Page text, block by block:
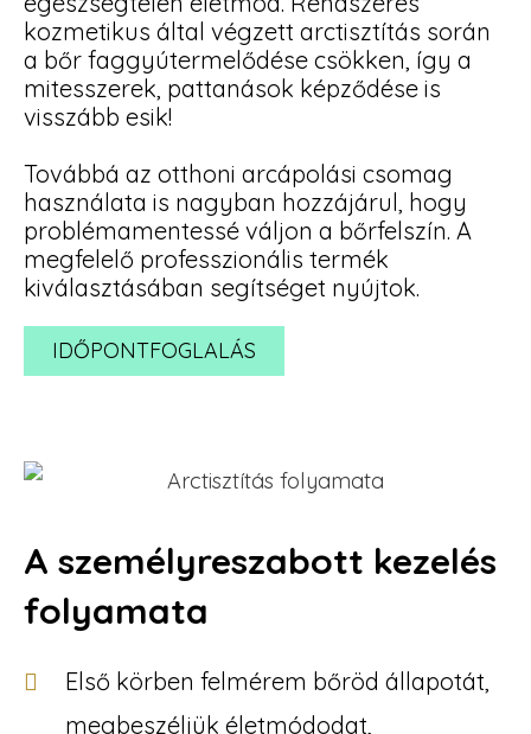
kozmetikus által végzett arctisztítás során
a bőr faggyútermelődése csökken, így a
mitesszerek, pattanások képződése is
visszább esik!
Továbbá az otthoni arcápolási csomag
használata is nagyban hozzájárul, hogy
problémamentessé váljon a bőrfelszín. A
megfelelő professzionális termék
kiválasztásában segítséget nyújtok.
IDŐPONTFOGLALÁS
A személyreszabott kezelés
folyamata
Első körben felmérem bőröd állapotát,
megbeszéljük életmódodat,